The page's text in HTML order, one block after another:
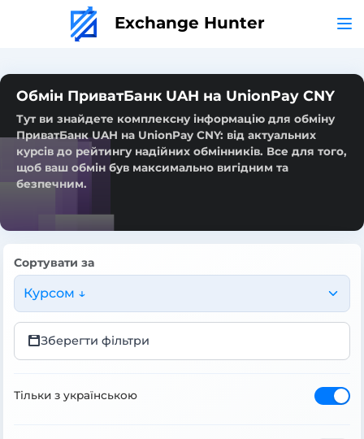
Exchange Hunter
Обмін ПриватБанк UAH на UnionPay CNY
Тут ви знайдете комплексну інформацію для обміну
ПриватБанк UAH на UnionPay CNY: від актуальних
курсів до рейтингу надійних обмінників. Все для того,
щоб ваш обмін був максимально вигідним та
безпечним.
Сортувати за
Курсом ↓
Зберегти фільтри
Тільки з українською